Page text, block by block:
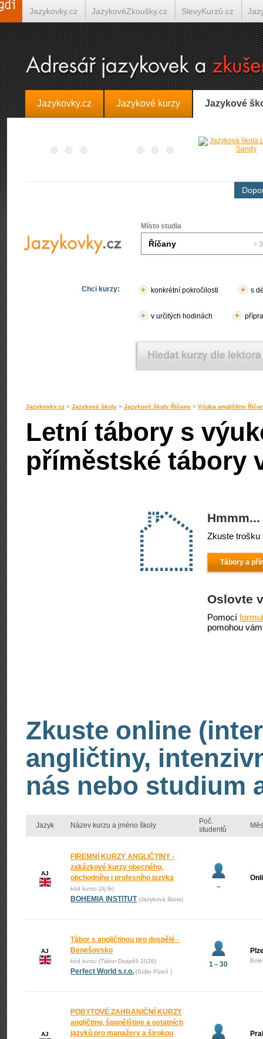
Jazykovky.cz Jazykové kurzy Jazykové
Místo studia
Chci kurzy: konkrétní pokročilosti s
v určitých hodinách
Jazykovky.cz > Jazykové školy > Jazykové školy Říčany > Výuka angličtiny
Letní tábory s
příměstské tábory
Zkuste trošku
Tábory a
Oslovte
Pomocí
pomohou
Zkuste online
angličtiny,
nás nebo studium
Jazyk Název kurzu a jméno školy
Poč.
studentů
AJ
FIREMNÍ KURZY ANGLIČTINY -
zakázkové kurzy obecného,
obchodního i profesního jazyka
kód kurzu (Aj fir)
BOHEMIA INSTITUT (Jazyková škola)
–
AJ
Tábor s angličtinou pro dospělé -
Benešovsko
kód kurzu (Tábor Dospělí 2026)
Perfect World s.r.o. (Sídlo Plzeň )
1 – 30
AJ
POBYTOVÉ ZAHRANIČNÍ KURZY
angličtiny, španělštiny a ostatních
jazyků pro manažery a širokou
Jazykovky.cz JazykovéZkoušky.cz SlevyKurzů.cz
Španělština on-line Italština on-line Tlumočení-